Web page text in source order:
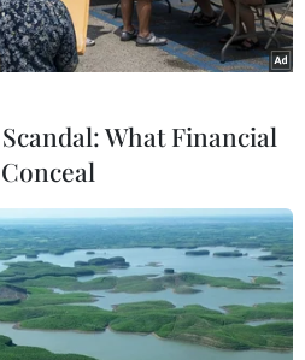
kỳ vọng tình hình
What Financial